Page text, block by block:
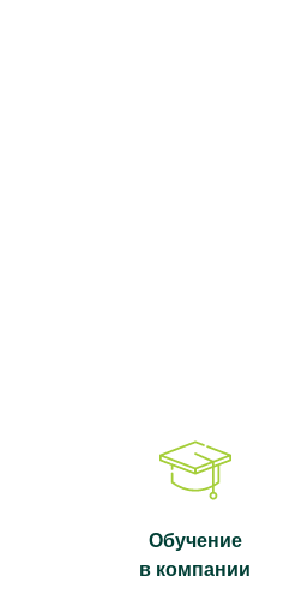
Обучение
в компании